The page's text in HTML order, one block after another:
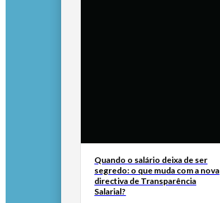
Quando o salário deixa de ser
segredo: o que muda com a nova
directiva de Transparência
Salarial?